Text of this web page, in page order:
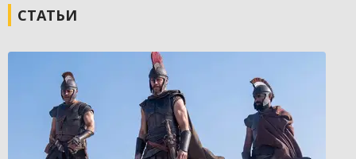
СТАТЬИ